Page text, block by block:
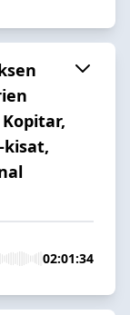
kisat,
02:01:34